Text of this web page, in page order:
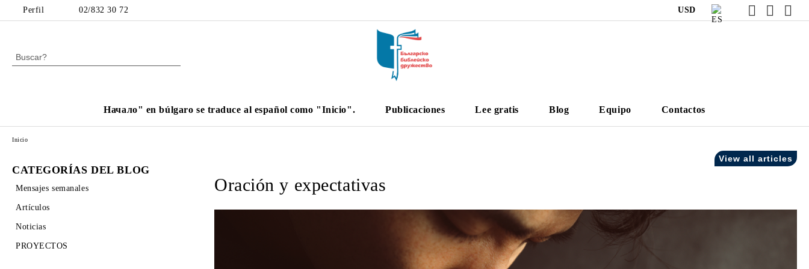
Perfil 02/832 30 72 USD
Начало" en búlgaro se traduce al español como "Inicio". Publicaciones Lee gratis Blog Equipo Contactos
CATEGORÍAS DEL BLOG
Mensajes semanales
Artículos
Noticias
PROYECTOS
Inicio
View all articles
Oración y expectativas